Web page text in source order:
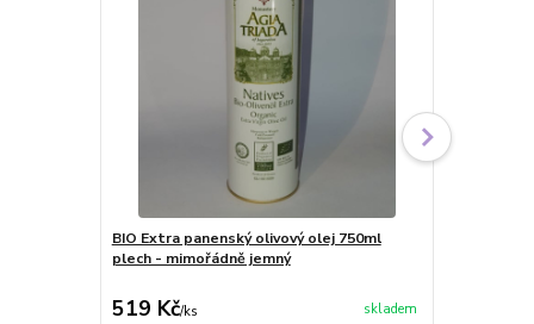
BIO Extra panenský olivový olej 750ml
plech - mimořádně jemný
519 Kč/ks skladem